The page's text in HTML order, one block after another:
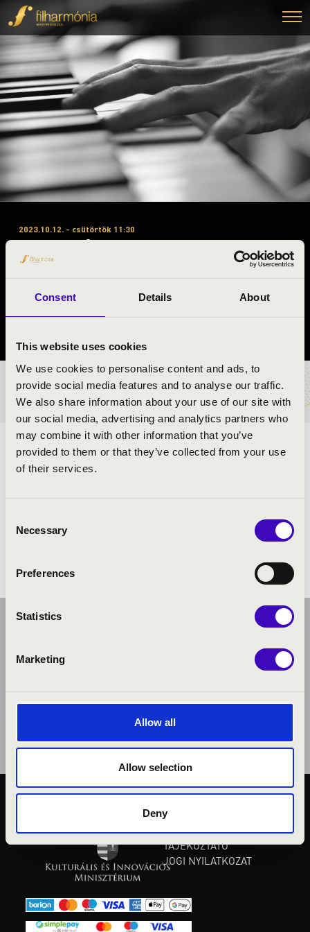
Consent Details About
This website uses cookies
We use cookies to personalise content and ads, to
provide social media features and to analyse our traffic.
We also share information about your use of our site with
our social media, advertising and analytics partners who
may combine it with other information that you’ve
provided to them or that they’ve collected from your use
of their services.
Selection
Necessary
Preferences
Statistics
Marketing
Allow all
Allow selection
Deny
2023.10.12. - csütörtök 11:30
#ZENEÓRA - SZABOLCSI
Nagykálló
BÉRLET- ÉS JEGYÁRAK
ELŐADÓK:
KÖZÉRDEKŰ ADATOK
ADATVÉDELMI
TÁJÉKOZTATÓ
JOGI NYILATKOZAT